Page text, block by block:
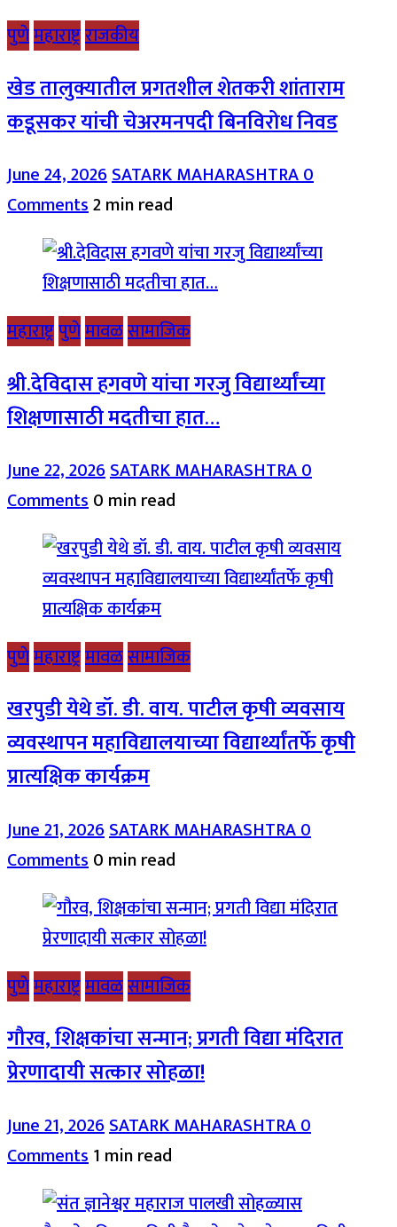
पुणेमहाराष्ट्रराजकीय
खेड तालुक्यातील प्रगतशील शेतकरी शांताराम
कडूसकर यांची चेअरमनपदी बिनविरोध निवड
June 24, 2026SATARK MAHARASHTRA0
Comments2 min read
महाराष्ट्रपुणेमावळसामाजिक
श्री.देविदास हगवणे यांचा गरजु विद्यार्थ्यांच्या
शिक्षणासाठी मदतीचा हात…
June 22, 2026SATARK MAHARASHTRA0
Comments0 min read
पुणेमहाराष्ट्रमावळसामाजिक
खरपुडी येथे डॉ. डी. वाय. पाटील कृषी व्यवसाय
व्यवस्थापन महाविद्यालयाच्या विद्यार्थ्यांतर्फे कृषी
प्रात्यक्षिक कार्यक्रम
June 21, 2026SATARK MAHARASHTRA0
Comments0 min read
पुणेमहाराष्ट्रमावळसामाजिक
गौरव, शिक्षकांचा सन्मान; प्रगती विद्या मंदिरात
प्रेरणादायी सत्कार सोहळा!
June 21, 2026SATARK MAHARASHTRA0
Comments1 min read